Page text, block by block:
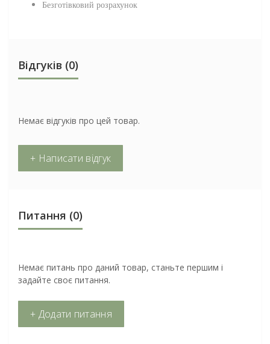
Безготівковий розрахунок
Відгуків (0)
Немає відгуків про цей товар.
+ Написати відгук
Питання (0)
Немає питань про даний товар, станьте першим і
задайте своє питання.
+ Додати питання